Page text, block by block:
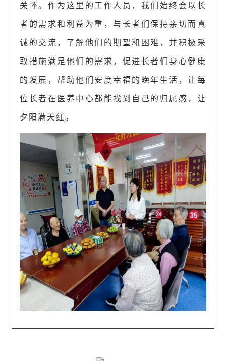
关怀。作为这里的工作人员，我们始终会以长
者的需求和利益为重，与长者们保持亲切而真
诚的交流，了解他们的期望和困难，并积极采
取措施满足他们的需求，促进长者们身心健康
的发展，帮助他们安度幸福的晚年生活，让每
位长者在医养中心都能找到自己的归属感，让
夕阳满天红。